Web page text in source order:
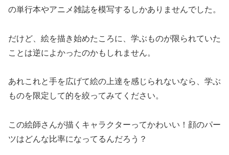
の単行本やアニメ雑誌を模写するしかありませんでした。
だけど、絵を描き始めたころに、学ぶものが限られていた
ことは逆によかったのかもしれません。
あれこれと手を広げて絵の上達を感じられないなら、学ぶ
ものを限定して的を絞ってみてください。
この絵師さんが描くキャラクターってかわいい！顔のパー
ツはどんな比率になってるんだろう？